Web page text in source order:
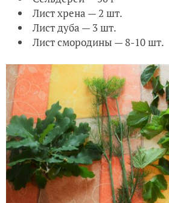
Лист хрена — 2 шт.
Лист дуба — 3 шт.
Лист смородины — 8-10 шт.